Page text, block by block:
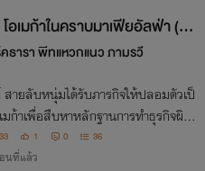
โอเมก้าในคราบมาเฟียอัลฟ่า (O
(Mpreg)
ธารา พีทแหวกแนว ภามรวี
สายลับหนุ่มได้รับภารกิจให้ปลอมตัวเป็
มก้าเพื่อสืบหาหลักฐานการทำธุรกิจผิด
ายของแก๊งมังกรขาว เมื่อเขาได้พบเจอ
ายใหญ่ กลับพบว่านายใหญ่ไม่ใช่โอเม
1 0 36
นที่แล้ว